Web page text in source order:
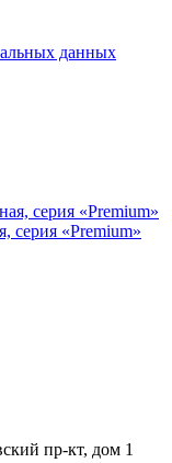
данных
серия «Premium»
пр-кт, дом 1